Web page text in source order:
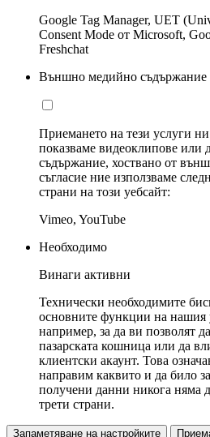
Google Tag Manager, UET
Consent Mode от Microsoft,
Freshchat
Външно медийно съдържание
Приемането на тези услуги
показваме видеоклипове или
съдържание, хоствано от
съгласие ние използваме
страни на този уебсайт:
Vimeo, YouTube
Необходимо
Винаги активни
Технически необходимите
основните функции на нашия
например, за да ви позволят
пазарската кошница или да
клиентски акаунт. Това
направим каквито и да било
получени данни никога няма
трети страни.
Запаметяване на настройките